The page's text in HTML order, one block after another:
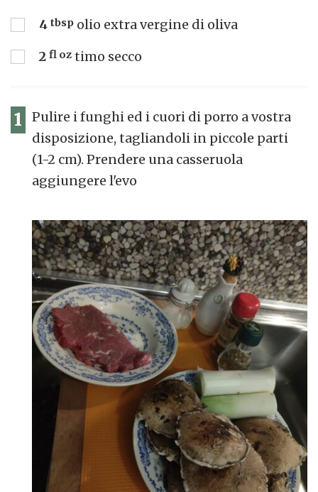
4 tbsp olio extra vergine di oliva
2 fl oz timo secco
1
Pulire i funghi ed i cuori di porro a vostra
disposizione, tagliandoli in piccole parti
(1-2 cm). Prendere una casseruola
aggiungere l'evo